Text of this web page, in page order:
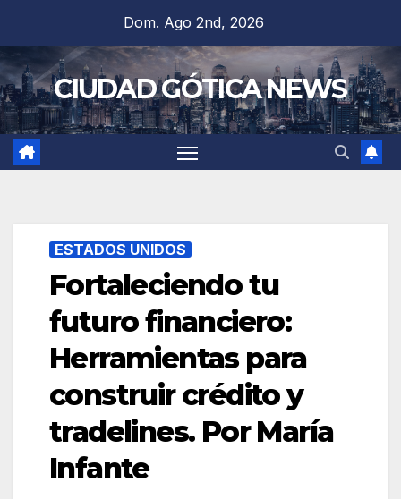
contenido
Dom. Ago 2nd, 2026
CIUDAD GÓTICA NEWS
ESTADOS UNIDOS
Fortaleciendo tu
futuro financiero:
Herramientas para
construir crédito y
tradelines. Por María
Infante